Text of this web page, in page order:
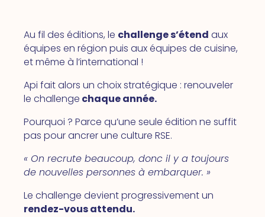
Au fil des éditions, le challenge s’étend aux
équipes en région puis aux équipes de cuisine,
et même à l’international !
Api fait alors un choix stratégique : renouveler
le challenge chaque année.
Pourquoi ? Parce qu’une seule édition ne suffit
pas pour ancrer une culture RSE.
« On recrute beaucoup, donc il y a toujours
de nouvelles personnes à embarquer. »
Le challenge devient progressivement un
rendez-vous attendu.